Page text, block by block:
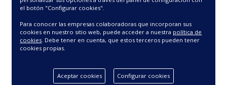
el botón "Configurar cookies".
Para conocer las empresas colaboradoras que incorporan sus
cookies en nuestro sitio web, puede acceder a nuestra política de
cookies . Debe tener en cuenta, que estos terceros pueden tener
cookies propias.
Aceptar cookies Configurar cookies